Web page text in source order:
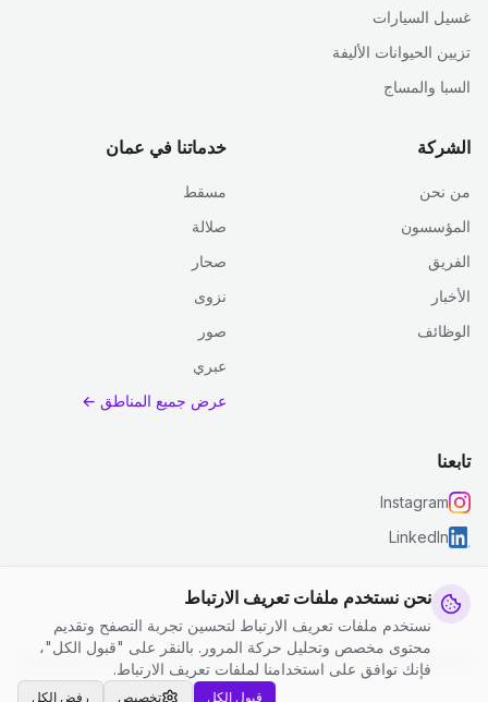
نحن نستخدم ملفات تعريف الارتباط
نستخدم ملفات تعريف الارتباط لتحسين تجربة التصفح وتقديم
محتوى مخصص وتحليل حركة المرور. بالنقر على "قبول الكل"،
فإنك توافق على استخدامنا لملفات تعريف الارتباط.
رفض الكل تخصيص قبول الكل
غسيل السيارات
تزيين الحيوانات الأليفة
السبا والمساج
الشركة
من نحن
المؤسسون
الفريق
الأخبار
الوظائف
خدماتنا في عمان
مسقط
صلالة
صحار
نزوى
صور
عبري
عرض جميع المناطق ←
تابعنا
Instagram
LinkedIn
© 2026 جست كلين. جميع الحقوق محفوظة.
سياسة الخصوصية
الشروط والأحكام | إعدادات ملفات تعريف الارتباط